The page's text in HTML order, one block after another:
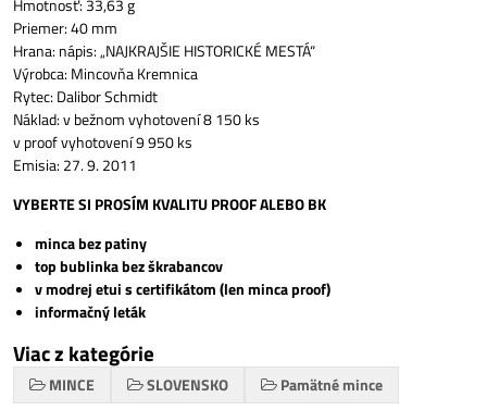
Hmotnosť: 33,63 g
Priemer: 40 mm
Hrana: nápis: „NAJKRAJŠIE HISTORICKÉ MESTÁ“
Výrobca: Mincovňa Kremnica
Rytec: Dalibor Schmidt
Náklad: v bežnom vyhotovení 8 150 ks
v proof vyhotovení 9 950 ks
Emisia: 27. 9. 2011
VYBERTE SI PROSÍM KVALITU PROOF ALEBO BK
minca bez patiny
top bublinka bez škrabancov
v modrej etui s certifikátom (len minca proof)
informačný leták
Viac z kategórie
MINCE SLOVENSKO Pamätné mince